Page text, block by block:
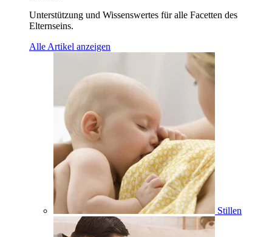
Unterstützung und Wissenswertes für alle Facetten des
Elternseins.
Alle Artikel anzeigen
Stillen